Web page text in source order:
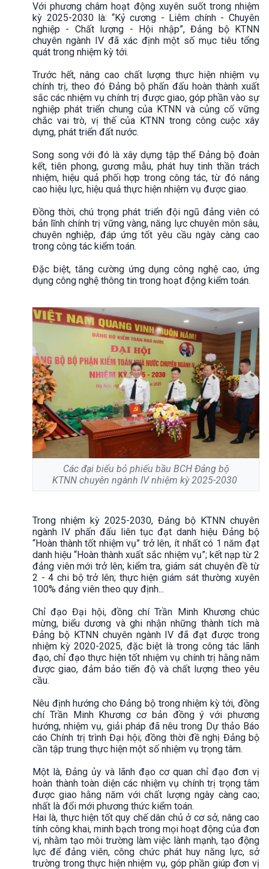
Với phương châm hoạt động xuyên suốt trong nhiệm
kỳ 2025-2030 là: “Kỷ cương - Liêm chính - Chuyên
nghiệp - Chất lượng - Hội nhập”, Đảng bộ KTNN
chuyên ngành IV đã xác định một số mục tiêu tổng
quát trong nhiệm kỳ tới.
Trước hết, nâng cao chất lượng thực hiện nhiệm vụ
chính trị, theo đó Đảng bộ phấn đấu hoàn thành xuất
sắc các nhiệm vụ chính trị được giao, góp phần vào sự
nghiệp phát triển chung của KTNN và củng cố vững
chắc vai trò, vị thế của KTNN trong công cuộc xây
dựng, phát triển đất nước.
Song song với đó là xây dựng tập thể Đảng bộ đoàn
kết, tiên phong, gương mẫu, phát huy tinh thần trách
nhiệm, hiệu quả phối hợp trong công tác, từ đó nâng
cao hiệu lực, hiệu quả thực hiện nhiệm vụ được giao.
Đồng thời, chú trọng phát triển đội ngũ đảng viên có
bản lĩnh chính trị vững vàng, năng lực chuyên môn sâu,
chuyên nghiệp, đáp ứng tốt yêu cầu ngày càng cao
trong công tác kiểm toán.
Đặc biệt, tăng cường ứng dụng công nghệ cao, ứng
dụng công nghệ thông tin trong hoạt động kiểm toán.
Các đại biểu bỏ phiếu bầu BCH Đảng bộ
KTNN chuyên ngành IV nhiệm kỳ 2025-2030
Trong nhiệm kỳ 2025-2030, Đảng bộ KTNN chuyên
ngành IV phấn đấu liên tục đạt danh hiệu Đảng bộ
“Hoàn thành tốt nhiệm vụ” trở lên, ít nhất có 1 năm đạt
danh hiệu “Hoàn thành xuất sắc nhiệm vụ”; kết nạp từ 2
đảng viên mới trở lên; kiểm tra, giám sát chuyên đề từ
2 - 4 chi bộ trở lên; thực hiện giám sát thường xuyên
100% đảng viên theo quy định...
Chỉ đạo Đại hội, đồng chí Trần Minh Khương chúc
mừng, biểu dương và ghi nhận những thành tích mà
Đảng bộ KTNN chuyên ngành IV đã đạt được trong
nhiệm kỳ 2020-2025, đặc biệt là trong công tác lãnh
đạo, chỉ đạo thực hiện tốt nhiệm vụ chính trị hằng năm
được giao, đảm bảo tiến độ và chất lượng theo yêu
cầu.
Nêu định hướng cho Đảng bộ trong nhiệm kỳ tới, đồng
chí Trần Minh Khương cơ bản đồng ý với phương
hướng, nhiệm vụ, giải pháp đã nêu trong Dự thảo Báo
cáo Chính trị trình Đại hội; đồng thời đề nghị Đảng bộ
cần tập trung thực hiện một số nhiệm vụ trọng tâm.
Một là, Đảng ủy và lãnh đạo cơ quan chỉ đạo đơn vị
hoàn thành toàn diện các nhiệm vụ chính trị trọng tâm
được giao hằng năm với chất lượng ngày càng cao;
nhất là đổi mới phương thức kiểm toán.
Hai là, thực hiện tốt quy chế dân chủ ở cơ sở, nâng cao
tính công khai, minh bạch trong mọi hoạt động của đơn
vị, nhằm tạo môi trường làm việc lành mạnh, tạo động
lực để đảng viên, công chức phát huy năng lực, sở
trường trong thực hiện nhiệm vụ, góp phần giúp đơn vị